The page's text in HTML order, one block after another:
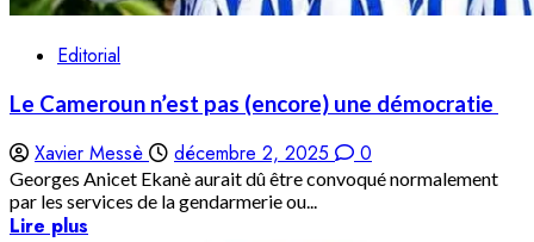
Editorial
Le Cameroun n’est pas (encore) une démocratie
Xavier Messè décembre 2, 2025 0
Georges Anicet Ekanè aurait dû être convoqué normalement
par les services de la gendarmerie ou...
Lire plus